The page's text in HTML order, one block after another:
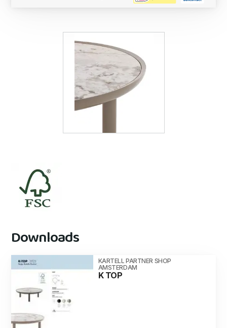
Downloads
KARTELL PARTNER SHOP
AMSTERDAM
K TOP